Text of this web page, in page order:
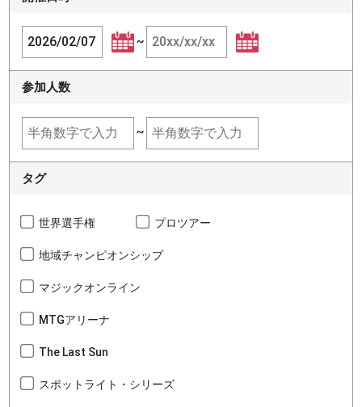
~
参加人数
~
タグ
世界選手権 プロツアー
地域チャンピオンシップ
マジックオンライン
MTGアリーナ
The Last Sun
スポットライト・シリーズ